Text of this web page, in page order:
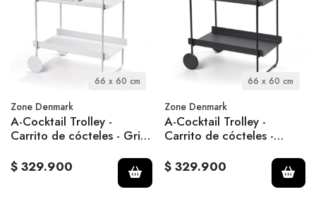
66 x 60 cm
Zone Denmark
A-Cocktail Trolley -
Carrito de cócteles - Gris
$ 329.900
66 x 60 cm
Zone Denmark
A-Cocktail Trolley -
Carrito de cócteles -
$ 329.900